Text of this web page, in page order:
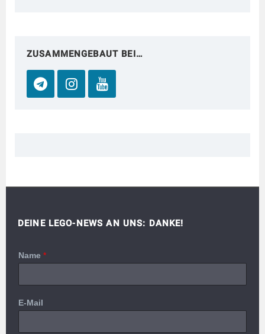
ZUSAMMENGEBAUT BEI…
DEINE LEGO-NEWS AN UNS: DANKE!
Name *
E-Mail